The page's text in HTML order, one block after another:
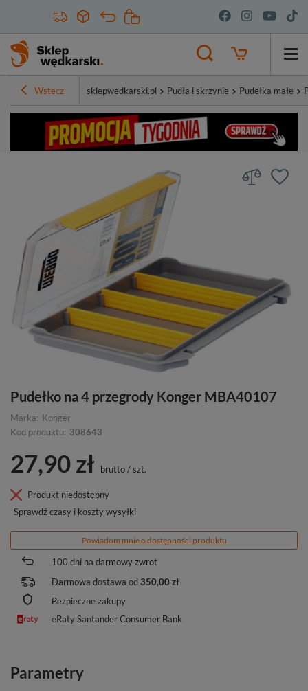
Wstecz sklepwedkarski.pl Pudła i skrzynie Pudełka małe
Pudełko na 4 przegrody Konger MBA40107
Marka: Konger
Kod produktu: 308643
27,90 zł brutto/szt.
Produkt niedostępny
Sprawdź czasy i koszty wysyłki
Powiadom mnie o dostępności produktu
100 dni na darmowy zwrot
Darmowa dostawa od 350,00 zł
Bezpieczne zakupy
eRaty Santander Consumer Bank
Parametry